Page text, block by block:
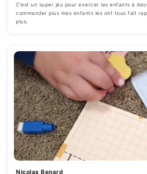
C'est un super jeu pour exercer les enfants à
commander plus mes enfants les ont tous fait
plus.
Nicolas Benard